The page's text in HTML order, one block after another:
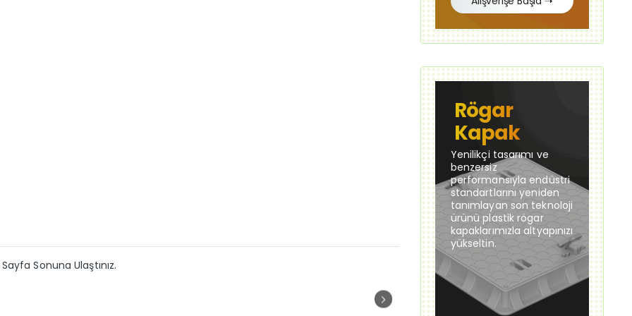
Sayfa Sonuna Ulaştınız.
Rögar
Kapak
Yenilikçi tasarımı ve
benzersiz
performansıyla endüstri
standartlarını yeniden
tanımlayan son teknoloji
ürünü plastik rögar
kapaklarımızla altyapınızı
yükseltin.